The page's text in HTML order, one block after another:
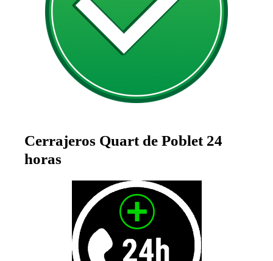
Cerrajeros Quart de Poblet 24
horas